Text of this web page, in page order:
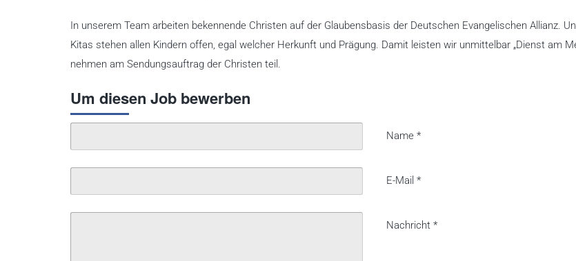
In unserem Team arbeiten bekennende Christen auf der Glaubensbasis der Deutschen Evangelischen Allianz.
Kitas stehen allen Kindern offen, egal welcher Herkunft und Prägung. Damit leisten wir unmittelbar „Dienst am
nehmen am Sendungsauftrag der Christen teil.
Um diesen Job bewerben
Name *
E-Mail *
Nachricht *